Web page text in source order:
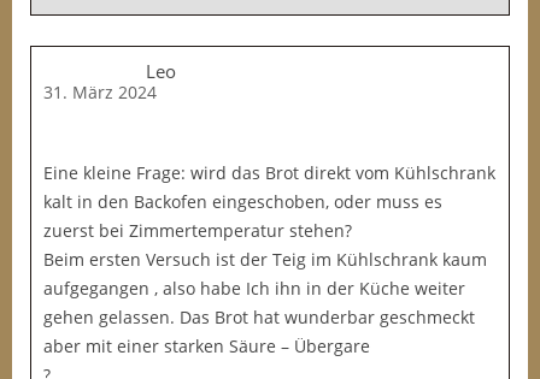
Leo
31. März 2024
Eine kleine Frage: wird das Brot direkt vom Kühlschrank
kalt in den Backofen eingeschoben, oder muss es
zuerst bei Zimmertemperatur stehen?
Beim ersten Versuch ist der Teig im Kühlschrank kaum
aufgegangen , also habe Ich ihn in der Küche weiter
gehen gelassen. Das Brot hat wunderbar geschmeckt
aber mit einer starken Säure – Übergare